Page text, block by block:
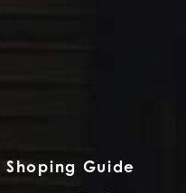
Shoping Guide